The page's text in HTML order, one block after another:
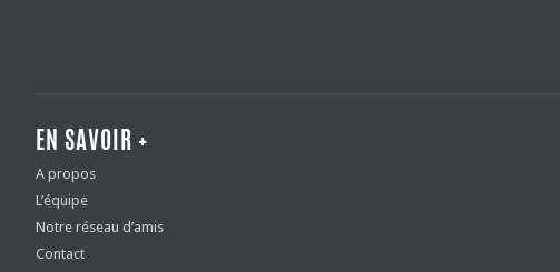
EN SAVOIR +
A propos
L’équipe
Notre réseau d’amis
Contact